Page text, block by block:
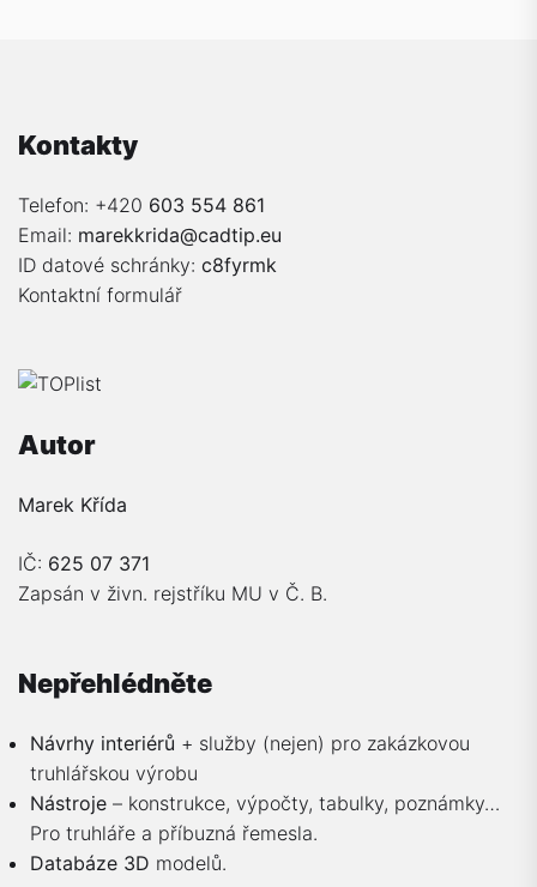
Kontakty
Telefon: +420 603 554 861
Email: marekkrida@cadtip.eu
ID datové schránky: c8fyrmk
Kontaktní formulář
Autor
Marek Křída
IČ: 625 07 371
Zapsán v živn. rejstříku MU v Č. B.
Nepřehlédněte
Návrhy interiérů + služby (nejen) pro zakázkovou
truhlářskou výrobu
Nástroje – konstrukce, výpočty, tabulky, poznámky…
Pro truhláře a příbuzná řemesla.
Databáze 3D modelů.